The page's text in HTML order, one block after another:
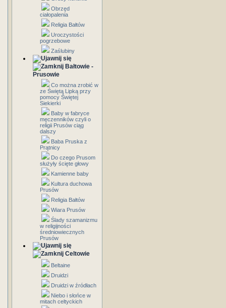
Obrzęd
ciałopalenia
Religia Bałtów
Uroczystości
pogrzebowe
Zaślubiny
Bałtowie -
Prusowie
Co można zrobić w
ze Świętą Lipką przy
pomocy Świętej
Siekierki
Baby w fabryce
męczenników czyli o
religii Prusów ciąg
dalszy
Baba Pruska z
Prątnicy
Do czego Prusom
służyły ścięte głowy
Kamienne baby
Kultura duchowa
Prusów
Religia Bałtów
Wiara Prusów
Ślady szamanizmu
w religijności
średniowiecznych
Prusów
Celtowie
Beltaine
Druidzi
Druidzi w źródłach
Niebo i słońce w
mitach celtyckich